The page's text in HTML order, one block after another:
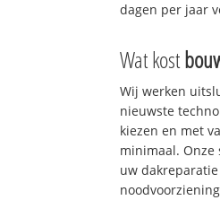
dagen per jaar
Wat kost
Wij werken
nieuwste
kiezen en met
minimaal. Onze
uw